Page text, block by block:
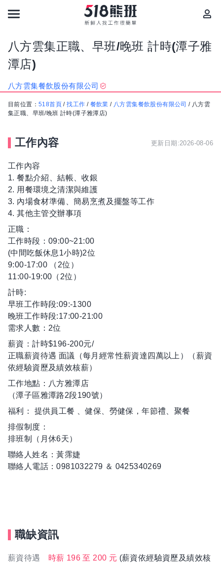
八方雲集正職、早班/晚班 計時(潭子雅
潭店)
八方雲集餐飲股份有限公司
目前位置： 518首頁 /找工作 / 餐飲業 / 八方雲集餐飲股份有限公司 / 八方雲
集正職、早班/晚班 計時(潭子雅潭店)
工作內容 更新日期:2026-08-06
工作內容
1. 餐點介紹、結帳、收銀
2. 用餐環境之清潔與維護
3. 內場食材準備、簡易烹煮及擺盤等工作
4. 其他主管交辦事項
正職：
工作時段：09:00~21:00
(中間吃飯休息1小時)2位
9:00-17:00 （2位）
11:00-19:00（2位）
計時:
早班工作時段:09:-1300
晚班工作時段:17:00-21:00
需求人數：2位
薪資：計時$196-200元/
正職薪資待遇 面議（每月經常性薪資達四萬以上）（薪資
依經驗資歷及績效核薪）
工作地點：八方雅潭店
（潭子區雅潭路2段190號）
福利： 提供員工餐 、健保、勞健保，年節禮、聚餐
排假制度：
排班制（月休6天）
聯絡人姓名：黃霈婕
聯絡人電話：0981032279 ＆ 0425340269
職缺資訊
薪資待遇 時薪 196 至 200 元 (薪資依經驗資歷及績效核